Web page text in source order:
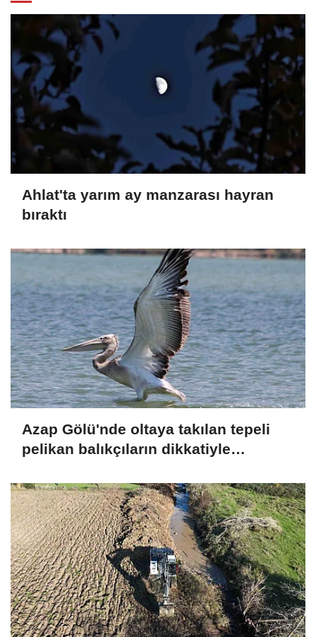
Ahlat'ta yarım ay manzarası hayran
bıraktı
Azap Gölü'nde oltaya takılan tepeli
pelikan balıkçıların dikkatiyle